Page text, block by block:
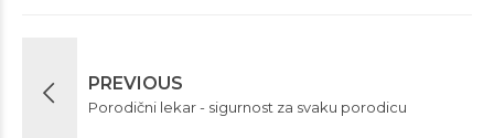
PREVIOUS
Porodični lekar - sigurnost za svaku porodicu